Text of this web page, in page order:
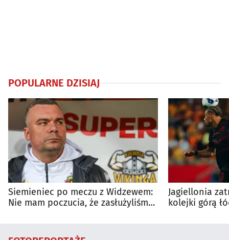
POPULARNE DZISIAJ
Siemieniec po meczu z Widzewem:
Nie mam poczucia, że zasłużyliśmy
Jagiellonia
kolejki górą